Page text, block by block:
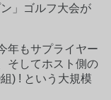
」ゴルフ大会が
年もサプライヤー
そしてホスト側の
) ! という大規模